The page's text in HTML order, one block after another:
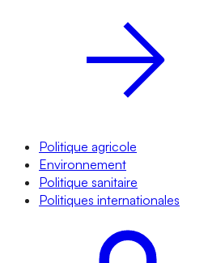
Politique agricole
Environnement
Politique sanitaire
Politiques internationales